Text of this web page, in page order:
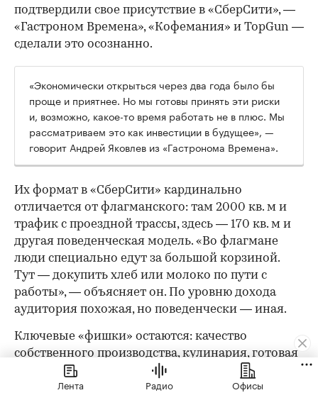
подтвердили свое присутствие в «СберСити», —
«Гастроном Времена», «Кофемания» и TopGun —
сделали это осознанно.
«Экономически открыться через два года было бы
проще и приятнее. Но мы готовы принять эти риски
и, возможно, какое-то время работать не в плюс. Мы
рассматриваем это как инвестиции в будущее», —
говорит Андрей Яковлев из «Гастронома Времена».
Их формат в «СберСити» кардинально
отличается от флагманского: там 2000 кв. м и
трафик с проездной трассы, здесь — 170 кв. м и
другая поведенческая модель. «Во флагмане
люди специально едут за большой корзиной.
Тут — докупить хлеб или молоко по пути с
работы», — объясняет он. По уровню дохода
аудитория похожая, но поведенчески — иная.
Ключевые «фишки» остаются: качество
собственного производства, кулинария, готовая
еда и полуфабрикаты — но ассортимент будет
более узким, а формат сдвинется в сторону
Лента Радио Офисы